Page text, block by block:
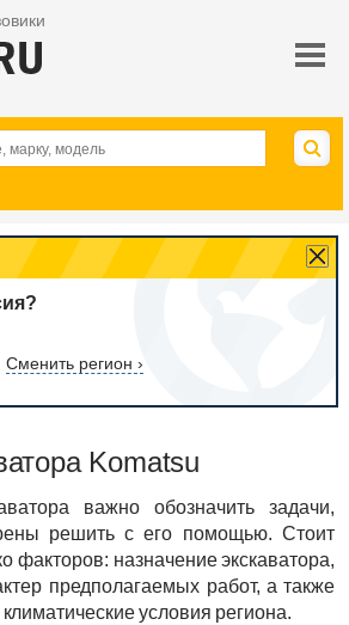
Сменить регион ›
Komatsu
важно обозначить задачи,
решить с его помощью. Стоит
факторов: назначение экскаватора,
предполагаемых работ, а также
условия региона.